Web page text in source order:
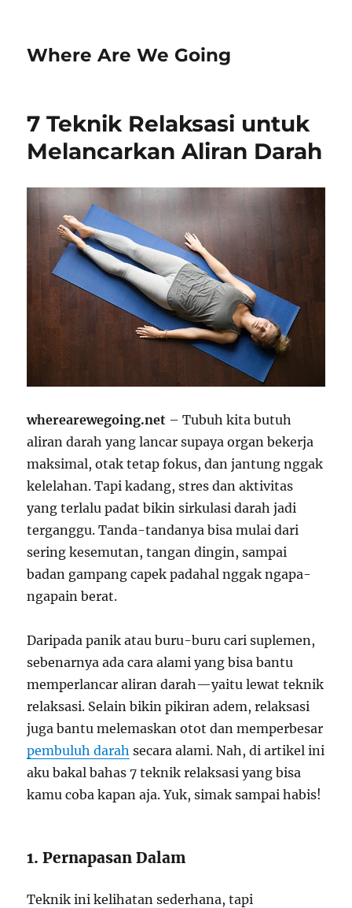
Where Are We Going
7 Teknik Relaksasi untuk
Melancarkan Aliran Darah
wherearewegoing.net – Tubuh kita butuh
aliran darah yang lancar supaya organ bekerja
maksimal, otak tetap fokus, dan jantung nggak
kelelahan. Tapi kadang, stres dan aktivitas
yang terlalu padat bikin sirkulasi darah jadi
terganggu. Tanda-tandanya bisa mulai dari
sering kesemutan, tangan dingin, sampai
badan gampang capek padahal nggak ngapa-
ngapain berat.
Daripada panik atau buru-buru cari suplemen,
sebenarnya ada cara alami yang bisa bantu
memperlancar aliran darah—yaitu lewat teknik
relaksasi. Selain bikin pikiran adem, relaksasi
juga bantu melemaskan otot dan memperbesar
pembuluh darah secara alami. Nah, di artikel ini
aku bakal bahas 7 teknik relaksasi yang bisa
kamu coba kapan aja. Yuk, simak sampai habis!
1. Pernapasan Dalam
Teknik ini kelihatan sederhana, tapi